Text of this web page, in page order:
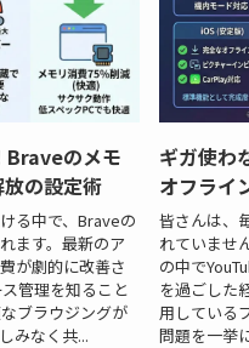
Braveのメモ
の設定術
る中で、Braveの
ます。最新のア
が劇的に改善さ
管理を知ること
ブラウジングが
みなく共...
ギガ使わ
オフライ
皆さんは、
れていませ
の中で
を過ごした
用している
問題を一挙